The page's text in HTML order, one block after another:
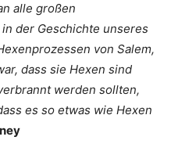
alle großen
der Geschichte unseres
von Salem,
dass sie Hexen sind
werden sollten,
es so etwas wie Hexen